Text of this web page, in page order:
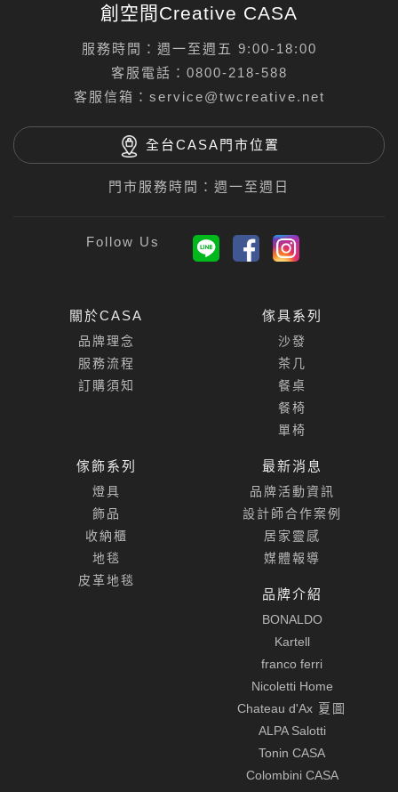
創空間Creative CASA
服務時間：週一至週五 9:00-18:00
客服電話： 0800-218-588
客服信箱： service@twcreative.net
全台CASA門市位置
門市服務時間：週一至週日
關於CASA
品牌理念
服務流程
訂購須知
傢具系列
沙發
茶几
餐桌
餐椅
單椅
傢飾系列
燈具
飾品
收納櫃
地毯
皮革地毯
最新消息
品牌活動資訊
設計師合作案例
居家靈感
媒體報導
品牌介紹
BONALDO
Kartell
franco ferri
Nicoletti Home
Chateau d'Ax 夏圖
ALPA Salotti
Tonin CASA
Colombini CASA